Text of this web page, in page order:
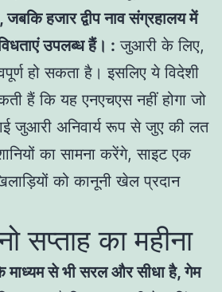
जबकि हजार द्वीप नाव संग्रहालय में
उपलब्ध हैं। : जुआरी के लिए,
हो सकता है। इसलिए ये विदेशी
हैं कि यह एनएचएस नहीं होगा जो
जुआरी अनिवार्य रूप से जुए की लत
का सामना करेंगे, साइट एक
को कानूनी खेल प्रदान
सप्ताह का महीना
से भी सरल और सीधा है, गेम